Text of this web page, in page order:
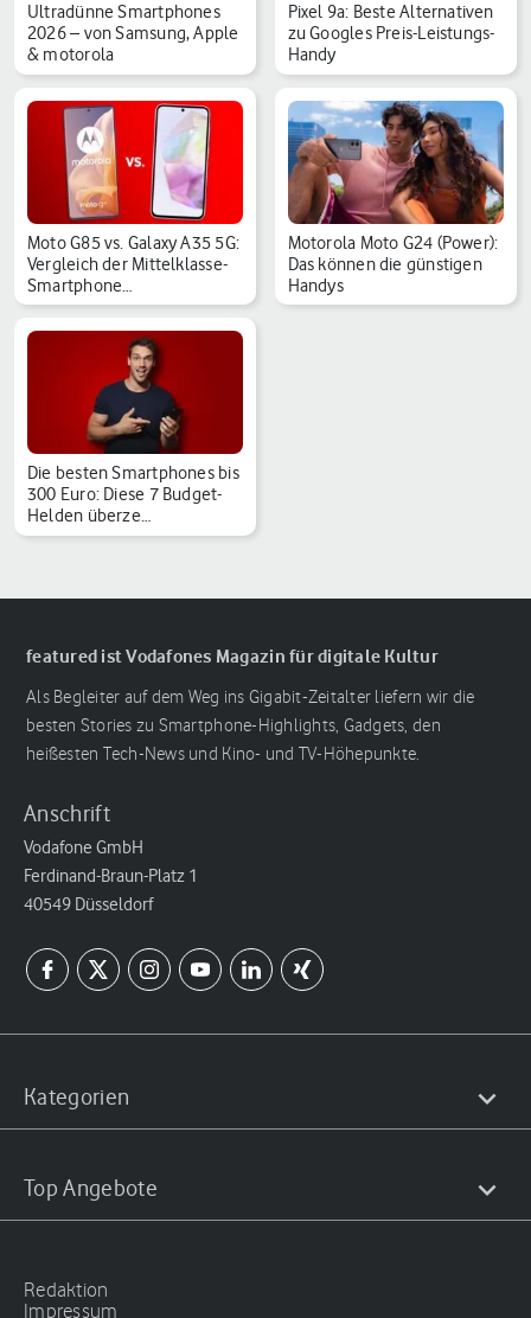
Ultradünne Smartphones
2026 – von Samsung, Apple
& motorola
Pixel 9a: Beste Alternativen
zu Googles Preis-Leistungs-
Handy
Moto G85 vs. Galaxy A35 5G:
Vergleich der Mittelklasse-
Smartphone…
Motorola Moto G24 (Power):
Das können die günstigen
Handys
Die besten Smartphones bis
300 Euro: Diese 7 Budget-
Helden überze…
featured ist Vodafones Magazin für digitale Kultur
Als Begleiter auf dem Weg ins Gigabit-Zeitalter liefern wir die
besten Stories zu Smartphone-Highlights, Gadgets, den
heißesten Tech-News und Kino- und TV-Höhepunkte.
Anschrift
Vodafone GmbH
Ferdinand-Braun-Platz 1
40549 Düsseldorf
Kategorien
Top Angebote
Redaktion
Impressum